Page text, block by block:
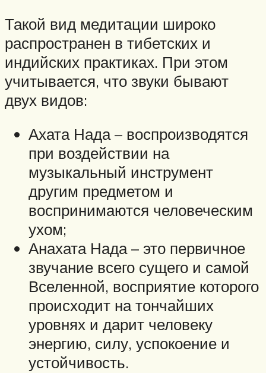
Такой вид медитации широко
распространен в тибетских и
индийских практиках. При этом
учитывается, что звуки бывают
двух видов:
Ахата Нада – воспроизводятся
при воздействии на
музыкальный инструмент
другим предметом и
воспринимаются человеческим
ухом;
Анахата Нада – это первичное
звучание всего сущего и самой
Вселенной, восприятие которого
происходит на тончайших
уровнях и дарит человеку
энергию, силу, успокоение и
устойчивость.